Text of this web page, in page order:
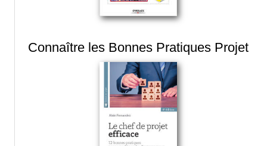
Connaître les Bonnes Pratiques Projet